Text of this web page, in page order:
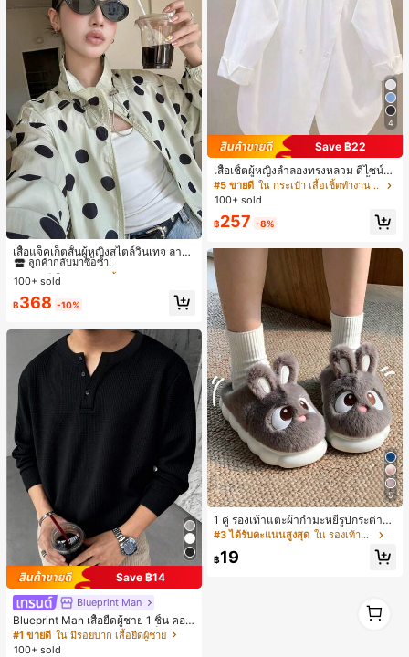
เสื้อแจ็คเก็ตสั้นผู้หญิงสไตล์วินเทจ ลายจุ
ดขนาดใหญ่ คอตั้ง เอวเข้ารูป แขนพอง
ทรงหลวม แฟชั่นอเนกประสงค์ สำหรับใ
#1 ขายดี
ใน กระเป๋า เสื้อคลุมลำลอง
ลูกค้ากลับมาซื้อซ้ำ!
#1 ขายดี ใน กระเป๋า เสื้อคลุมลำลอง
ลูกค้ากลับมาซื้อซ้ำ!
#1 ขายดี ใน กระเป๋า เสื้อคลุมลำลอง
ลูกค้ากลับมาซื้อซ้ำ!
#1 ขายดี
ใน กระเป๋า เสื้อคลุมลำลอง
100+ sold
฿368 -10%
Save ฿14
Blueprint Man
Blueprint Man เสื้อยืดผู้ชาย 1 ชิ้น คอเ
ฮนลีย์ ผ้าถักลายวาฟเฟิล คอวีเล็ก ทรงห
ลวม บาง ระบายอากาศได้ดี ใส่สบาย มี
#1 ขายดี ใน มีรอยบาก เสื้อยืดผู้ชาย
100+ sold
4
Save ฿22
เสื้อเชิ้ตผู้หญิงลำลองทรงหลวม ดีไซน์ผ่
าหลัง คอปกพับ แขนยาว ผ้าทอสีพื้น กร
ะเป๋าผ่าหน้าติดกระดุม สไตล์เรียบหรูสำ
บไม้ผลิ/ใบไม้ร่วง สีขาว ลุคสมาร์ทแคช
#5 ขายดี
ใน กระเป๋า เสื้อเชิ้ตทำงานมีกระเป๋า
100+ sold
฿257 -8%
5
1 คู่ รองเท้าแตะผ้ากำมะหยี่รูปกระต่าย
สำหรับผู้หญิง, อบอุ่นและสบาย, เหมาะ
สำหรับใส่ลำลองในฤดูใบไม้ร่วง/ฤดูหน
าว, รองเท้าบ้านผู้หญิงหรูหราใหม่, ส้นเ
น์ในอุดมคติ, รองเท้าแตะคู่รัก, ของขวั
ญวันแม่, สวน, ของตกแต่งห้องครัว, ฤดู
#3 ได้รับคะแนนสูงสุด ใน รองเท้าแตะใส่ในบ้าน
฿19